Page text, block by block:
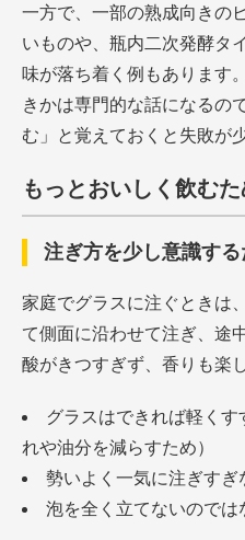
一方で、一部の熟成向きの
いものや、瓶内二次発酵タ
味が落ち着く例もあります
きかは専門的な話になるの
む」と覚えておくと失敗が
もっとおいしく飲む
注ぎ方を少し意識す
家庭でグラスに注ぐときは
て側面に沿わせて注ぎ、途
酸がきつすぎず、香りも楽
グラスはできれば軽く
れや油分を減らすため）
勢いよく一気に注ぎすぎ
泡を全く立てないのでは